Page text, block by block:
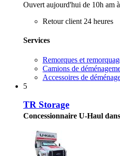
Ouvert aujourd'hui de 10h am
Retour client 24 heures
Services
Remorques et
Camions de
Accessoires de
5
TR Storage
Concessionnaire U-Haul